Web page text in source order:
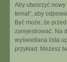
Aby utworzyć
temat”, aby
Być może, że
zarejestrować. Na
wyświetlana lista
przykład: Możesz